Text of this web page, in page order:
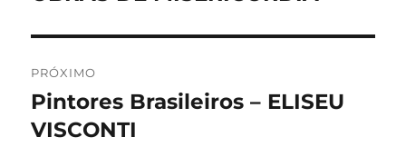
PRÓXIMO
Próximo
post:
Pintores Brasileiros – ELISEU
VISCONTI